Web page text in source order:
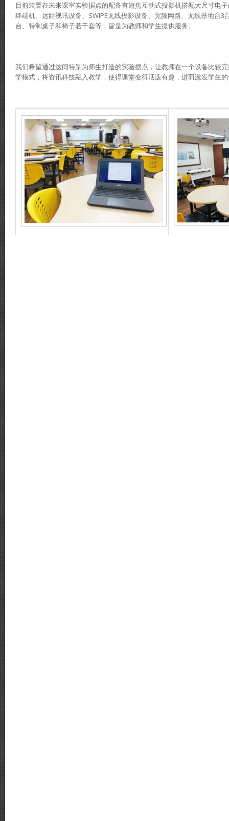
目前装置在未来课室实验据点的配备有短焦互动式投影机搭配大尺寸电
终端机、远距视讯设备、SWIPE无线投影设备、宽频网路、无线基地台
台、特制桌子和椅子若干套等，皆是为教师和学生提供服务。
我们希望通过这间特别为师生打造的实验据点，让教师在一个设备比较
学模式，将资讯科技融入教学，使得课堂变得活泼有趣，进而激发学生